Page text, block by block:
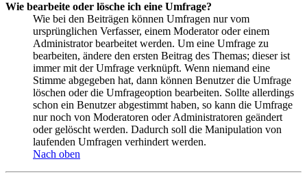
Wie bearbeite oder lösche ich eine Umfrage?
Wie bei den Beiträgen können Umfragen nur vom
ursprünglichen Verfasser, einem Moderator oder einem
Administrator bearbeitet werden. Um eine Umfrage zu
bearbeiten, ändere den ersten Beitrag des Themas; dieser ist
immer mit der Umfrage verknüpft. Wenn niemand eine
Stimme abgegeben hat, dann können Benutzer die Umfrage
löschen oder die Umfrageoption bearbeiten. Sollte allerdings
schon ein Benutzer abgestimmt haben, so kann die Umfrage
nur noch von Moderatoren oder Administratoren geändert
oder gelöscht werden. Dadurch soll die Manipulation von
laufenden Umfragen verhindert werden.
Nach oben